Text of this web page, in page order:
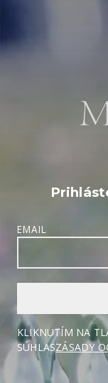
EMAIL
KLIKNUTÍM NA
SÚHLASZÁSADY